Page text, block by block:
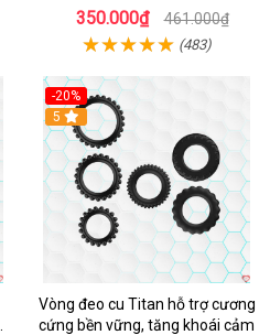
ngay
350.000₫ 461.000₫
(483)
-20%
Hot
5
Vòng đeo cu Titan hỗ trợ cương
cứng bền vững, tăng khoái cảm